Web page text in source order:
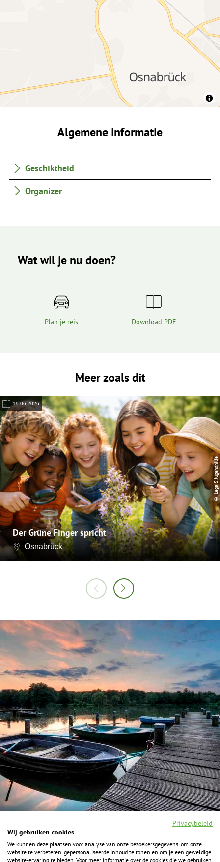
Algemene informatie
Geschiktheid
Organizer
Wat wil je nu doen?
Plan je reis Download PDF
Meer zoals dit
19.06.2026
Der Grüne Finger spricht
Osnabrück
© Lega S Jugendhilfe
F
a
I
n
Y
o
P
i
Privacybeleid
Wij gebruiken cookies
We kunnen deze plaatsen voor analyse van onze bezoekersgegevens, om onze
website te verbeteren, gepersonaliseerde inhoud te tonen en om je een geweldige
website-ervaring te bieden. Voor meer informatie over de cookies die we gebruiken